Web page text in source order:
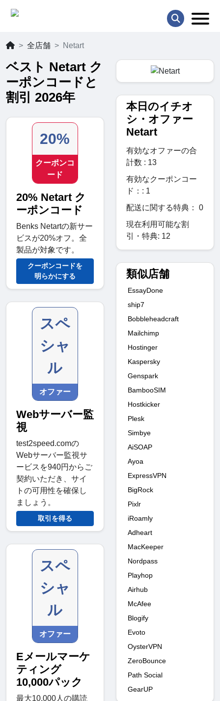
全店舗 Netart
ベスト Netart ク
ーポンコードと
割引 2026年
20%
クーポンコ
ード
20% Netart ク
ーポンコード
Benks Netartの新サー
ビスが20%オフ。全
製品が対象です。
クーポンコードを
明らかにする
スペ
シャ
ル
オファー
Webサーバー監
視
test2speed.comの
Webサーバー監視サ
ービスを940円からご
契約いただき、サイ
トの可用性を確保し
ましょう。
取引を得る
スペ
シャ
ル
オファー
Eメールマーケ
ティング
10,000パック
最大10,000人の購読
本日のイチオ
シ・オファー
Netart
有効なオファーの合
計数 : 13
有効なクーポンコー
ド：: 1
配送に関する特典： 0
現在利用可能な割
引・特典: 12
類似店舗
EssayDone
ship7
Bobbleheadcraft
Mailchimp
Hostinger
Kaspersky
Genspark
BambooSIM
Hostkicker
Plesk
Simbye
AiSOAP
Ayoa
ExpressVPN
BigRock
Pixlr
iRoamly
Adheart
MacKeeper
Nordpass
Playhop
Airhub
McAfee
Blogify
Evoto
OysterVPN
ZeroBounce
Path Social
GearUP